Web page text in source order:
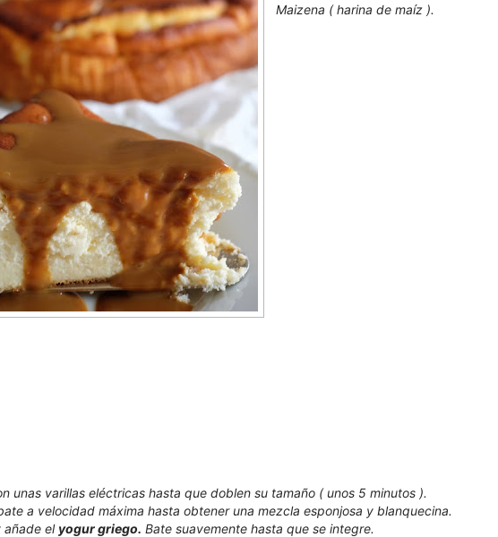
Maizena ( harina de maíz ).
unas varillas eléctricas hasta que doblen su tamaño ( unos 5 minutos ).
a velocidad máxima hasta obtener una mezcla esponjosa y blanquecina.
añade el yogur griego. Bate suavemente hasta que se integre.